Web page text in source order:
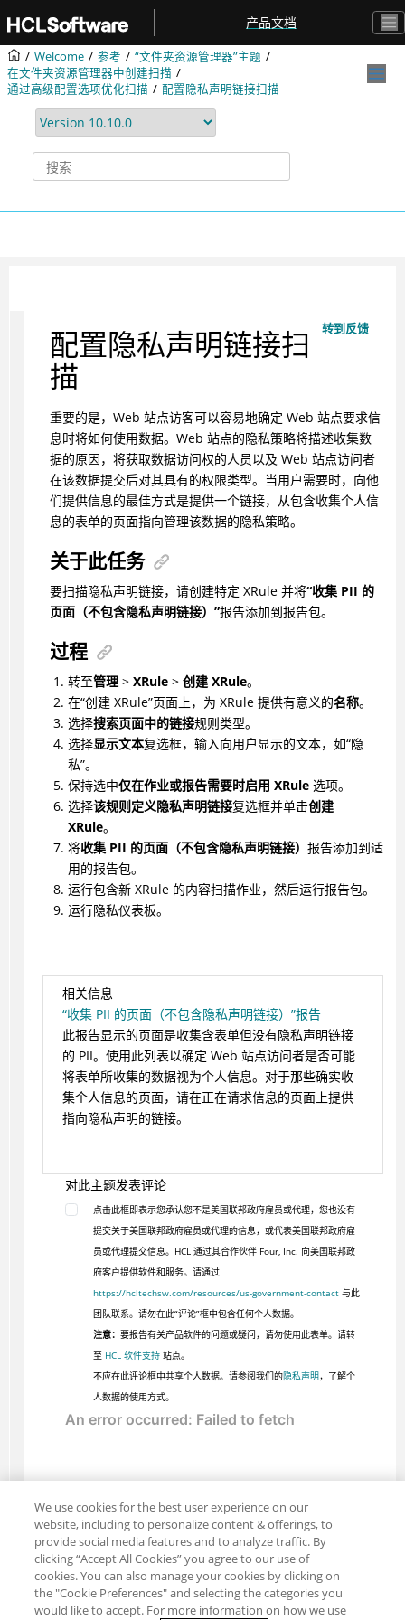
产品文档
Welcome 参考
“文件夹资源管理器”主题
在文件夹资源管理器中创建扫描
通过高级配置选项优化扫描
配置隐私声明链接扫描
转到反馈
配置隐私声明链接扫
描
重要的是，Web 站点访客可以容易地确定 Web 站点要求信
息时将如何使用数据。Web 站点的隐私策略将描述收集数
据的原因，将获取数据访问权的人员以及 Web 站点访问者
在该数据提交后对其具有的权限类型。当用户需要时，向他
们提供信息的最佳方式是提供一个链接，从包含收集个人信
息的表单的页面指向管理该数据的隐私策略。
关于此任务
要扫描隐私声明链接，请创建特定 XRule 并将“收集 PII 的
页面（不包含隐私声明链接）”报告添加到报告包。
过程
转至管理> XRule> 创建 XRule。
在“创建 XRule”页面上，为 XRule 提供有意义的名称。
选择搜索页面中的链接规则类型。
选择显示文本复选框，输入向用户显示的文本，如“隐
私”。
保持选中仅在作业或报告需要时启用 XRule选项。
选择该规则定义隐私声明链接复选框并单击创建
XRule。
将收集 PII 的页面（不包含隐私声明链接） 报告添加到适
用的报告包。
运行包含新 XRule 的内容扫描作业，然后运行报告包。
运行隐私仪表板。
相关信息
“收集 PII 的页面（不包含隐私声明链接）”报告
此报告显示的页面是收集含表单但没有隐私声明链接
的 PII。使用此列表以确定 Web 站点访问者是否可能
将表单所收集的数据视为个人信息。对于那些确实收
集个人信息的页面，请在正在请求信息的页面上提供
指向隐私声明的链接。
对此主题发表评论
点击此框即表示您承认您不是美国联邦政府雇员或代理，您也没有
提交关于美国联邦政府雇员或代理的信息，或代表美国联邦政府雇
员或代理提交信息。HCL 通过其合作伙伴 Four, Inc. 向美国联邦政
府客户提供软件和服务。请通过
https://hcltechsw.com/resources/us-government-contact与此
团队联系。请勿在此“评论”框中包含任何个人数据。
注意： 要报告有关产品软件的问题或疑问，请勿使用此表单。请转
至 HCL 软件支持站点。
不应在此评论框中共享个人数据。请参阅我们的隐私声明，了解个
人数据的使用方式。
We use cookies for the best user experience on our
website, including to personalize content & offerings, to
provide social media features and to analyze traffic. By
clicking “Accept All Cookies” you agree to our use of
cookies. You can also manage your cookies by clicking on
the "Cookie Preferences" and selecting the categories you
would like to accept. For more information on how we use